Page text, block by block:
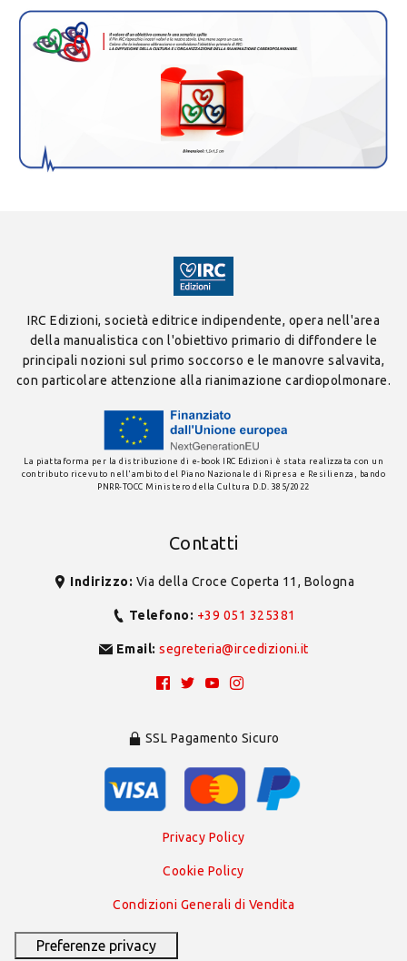
IRC Edizioni, società editrice indipendente, opera nell'area
della manualistica con l'obiettivo primario di diffondere le
principali nozioni sul primo soccorso e le manovre salvavita,
con particolare attenzione alla rianimazione cardiopolmonare.
La piattaforma per la distribuzione di e-book IRC Edizioni è stata realizzata con un
contributo ricevuto nell'ambito del Piano Nazionale di Ripresa e Resilienza, bando
PNRR-TOCC Ministero della Cultura D.D. 385/2022
Contatti
Indirizzo: Via della Croce Coperta 11, Bologna
Telefono: +39 051 325381
Email: segreteria@ircedizioni.it
SSL Pagamento Sicuro
Privacy Policy
Cookie Policy
Condizioni Generali di Vendita